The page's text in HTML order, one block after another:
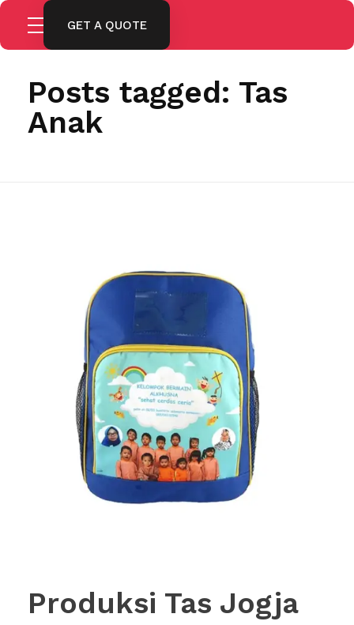
GET A QUOTE
Home
Posts tagged: Tas
Anak
Produksi Tas Jogja